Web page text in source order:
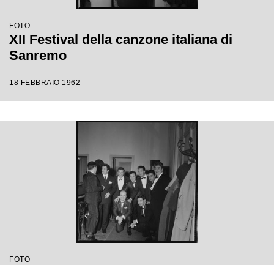
FOTO
XII Festival della canzone italiana di
Sanremo
18 FEBBRAIO 1962
FOTO